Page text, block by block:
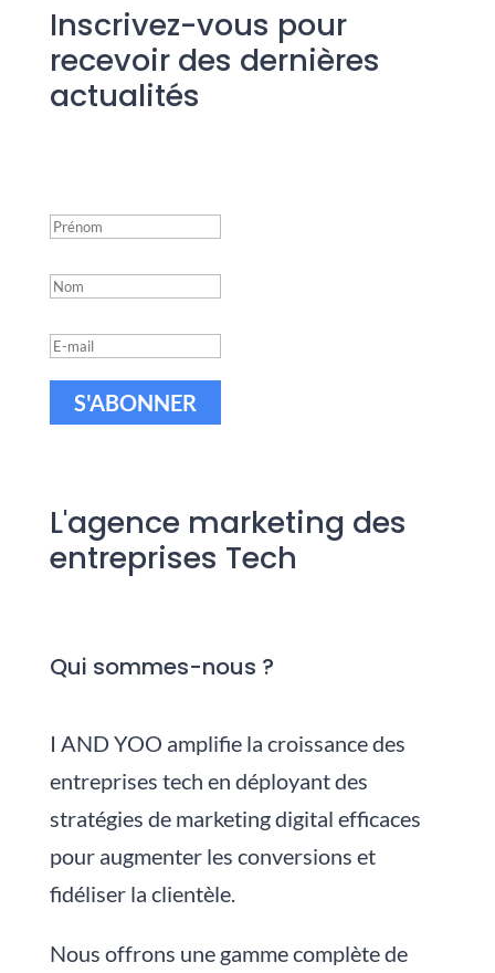
Inscrivez-vous pour
recevoir des dernières
actualités
S'ABONNER
L'agence marketing des
entreprises Tech
Qui sommes-nous ?
I AND YOO amplifie la croissance des
entreprises tech en déployant des
stratégies de marketing digital efficaces
pour augmenter les conversions et
fidéliser la clientèle.
Nous offrons une gamme complète de